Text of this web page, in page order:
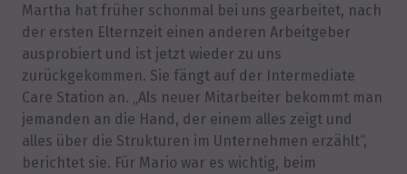
Martha hat früher schonmal bei uns gearbeitet, nach
der ersten Elternzeit einen anderen Arbeitgeber
ausprobiert und ist jetzt wieder zu uns
zurückgekommen. Sie fängt auf der Intermediate
Care Station an. „Als neuer Mitarbeiter bekommt man
jemanden an die Hand, der einem alles zeigt und
alles über die Strukturen im Unternehmen erzählt“,
berichtet sie. Für Mario war es wichtig, beim